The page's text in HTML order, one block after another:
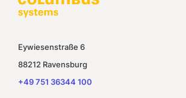
Eywiesenstraße 6
88212 Ravensburg
+49 751 36344 100